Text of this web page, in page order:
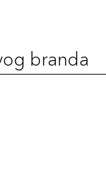
branda